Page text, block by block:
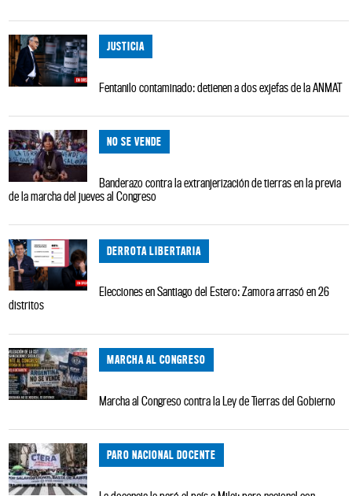
JUSTICIA
Fentanilo contaminado: detienen a dos exjefas de la ANMAT
NO SE VENDE
Banderazo contra la extranjerización de tierras en la previa
de la marcha del jueves al Congreso
DERROTA LIBERTARIA
Elecciones en Santiago del Estero: Zamora arrasó en 26
distritos
MARCHA AL CONGRESO
Marcha al Congreso contra la Ley de Tierras del Gobierno
PARO NACIONAL DOCENTE